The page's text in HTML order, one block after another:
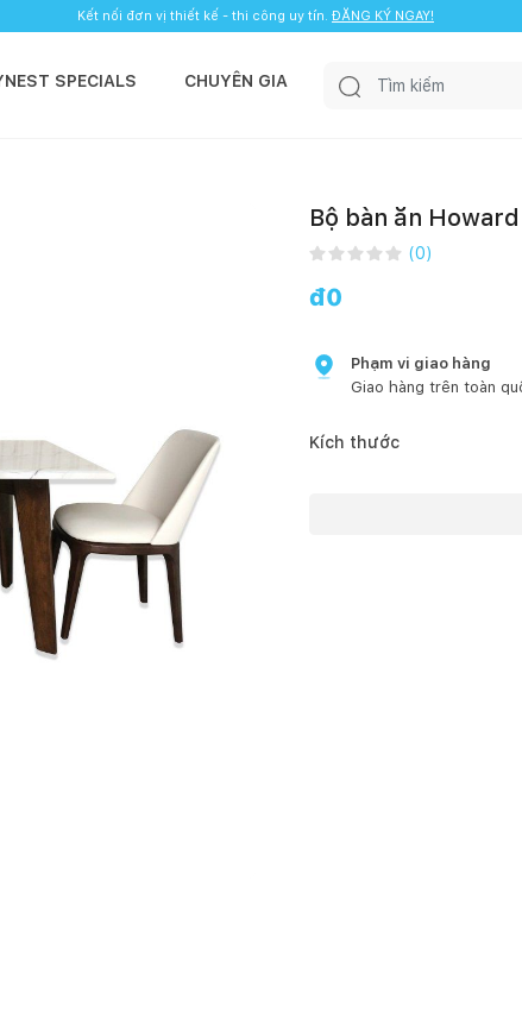
Kết nối đơn vị thiết kế - thi công uy tín. ĐĂNG KÝ NGAY!
SPECIALS CHUYÊN GIA
Bộ bàn ăn
(0)
đ0
Phạm vi giao hàng
Giao hàng trên toàn
Kích thước